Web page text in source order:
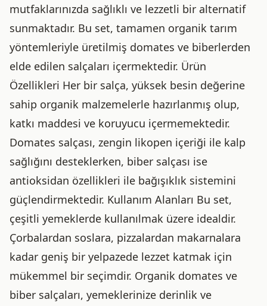
mutfaklarınızda sağlıklı ve lezzetli bir alternatif
sunmaktadır. Bu set, tamamen organik tarım
yöntemleriyle üretilmiş domates ve biberlerden
elde edilen salçaları içermektedir. Ürün
Özellikleri Her bir salça, yüksek besin değerine
sahip organik malzemelerle hazırlanmış olup,
katkı maddesi ve koruyucu içermemektedir.
Domates salçası, zengin likopen içeriği ile kalp
sağlığını desteklerken, biber salçası ise
antioksidan özellikleri ile bağışıklık sistemini
güçlendirmektedir. Kullanım Alanları Bu set,
çeşitli yemeklerde kullanılmak üzere idealdir.
Çorbalardan soslara, pizzalardan makarnalara
kadar geniş bir yelpazede lezzet katmak için
mükemmel bir seçimdir. Organik domates ve
biber salçaları, yemeklerinize derinlik ve